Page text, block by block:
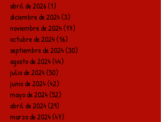
abril de 2026(1)
diciembre de 2024(3)
noviembre de 2024(17)
octubre de 2024(16)
septiembre de 2024(30)
agosto de 2024(44)
julio de 2024(50)
junio de 2024(42)
mayo de 2024(52)
abril de 2024(29)
marzo de 2024(47)